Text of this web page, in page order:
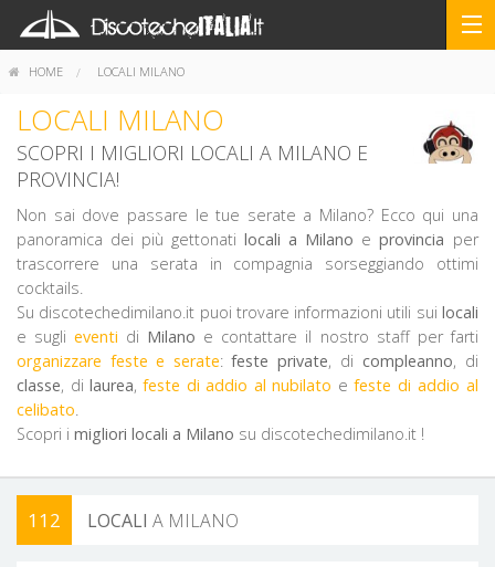
HOME LOCALI MILANO
LOCALI MILANO
SCOPRI I MIGLIORI LOCALI A MILANO E
PROVINCIA!
Non sai dove passare le tue serate a Milano? Ecco qui una
panoramica dei più gettonati locali a Milano e provincia per
trascorrere una serata in compagnia sorseggiando ottimi
cocktails.
Su discotechedimilano.it puoi trovare informazioni utili sui locali
e sugli eventi di Milano e contattare il nostro staff per farti
organizzare feste e serate: feste private, di compleanno, di
classe, di laurea, feste di addio al nubilato e feste di addio al
celibato.
Scopri i migliori locali a Milano su discotechedimilano.it !
112 LOCALI A MILANO